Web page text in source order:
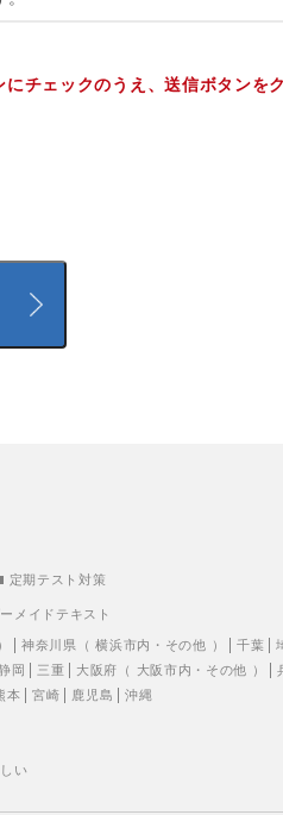
チェックのうえ、送信ボタンを
定期テスト対策
メイドテキスト
神奈川県 （横浜市内 ・ その他 ） 千葉
岡 三重 大阪府 （ 大阪市内 ・ その他 ）
本 宮崎 鹿児島 沖縄
い